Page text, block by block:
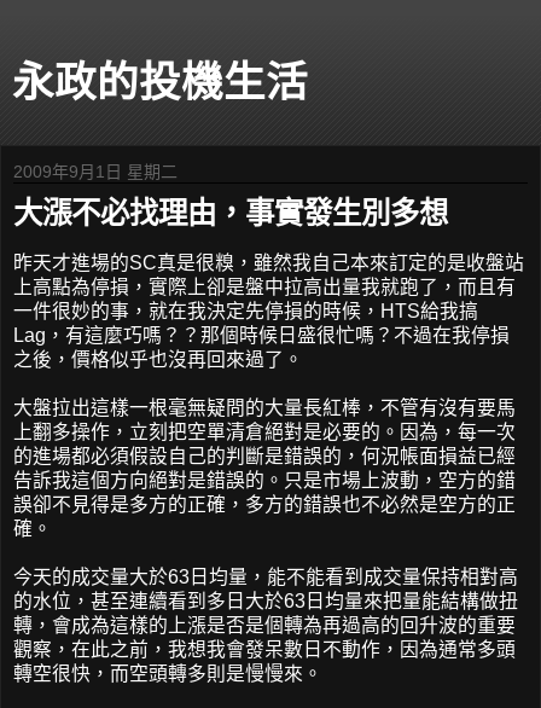
永政的投機生活
2009年9月1日 星期二
大漲不必找理由，事實發生別多想
昨天才進場的SC真是很糗，雖然我自己本來訂定的是收盤站
上高點為停損，實際上卻是盤中拉高出量我就跑了，而且有
一件很妙的事，就在我決定先停損的時候，HTS給我搞
Lag，有這麼巧嗎？？那個時候日盛很忙嗎？不過在我停損
之後，價格似乎也沒再回來過了。
大盤拉出這樣一根毫無疑問的大量長紅棒，不管有沒有要馬
上翻多操作，立刻把空單清倉絕對是必要的。因為，每一次
的進場都必須假設自己的判斷是錯誤的，何況帳面損益已經
告訴我這個方向絕對是錯誤的。只是市場上波動，空方的錯
誤卻不見得是多方的正確，多方的錯誤也不必然是空方的正
確。
今天的成交量大於63日均量，能不能看到成交量保持相對高
的水位，甚至連續看到多日大於63日均量來把量能結構做扭
轉，會成為這樣的上漲是否是個轉為再過高的回升波的重要
觀察，在此之前，我想我會發呆數日不動作，因為通常多頭
轉空很快，而空頭轉多則是慢慢來。